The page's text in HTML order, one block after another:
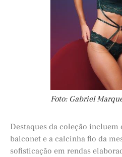
Foto: Gabriel
Destaques da coleção incluem
balconet e a calcinha fio da
sofisticação em rendas